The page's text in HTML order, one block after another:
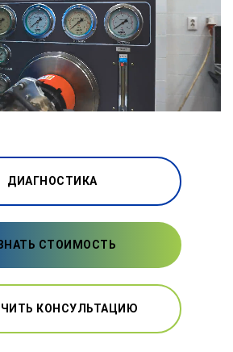
ДИАГНОСТИКА
СТОИМОСТЬ
КОНСУЛЬТАЦИЮ